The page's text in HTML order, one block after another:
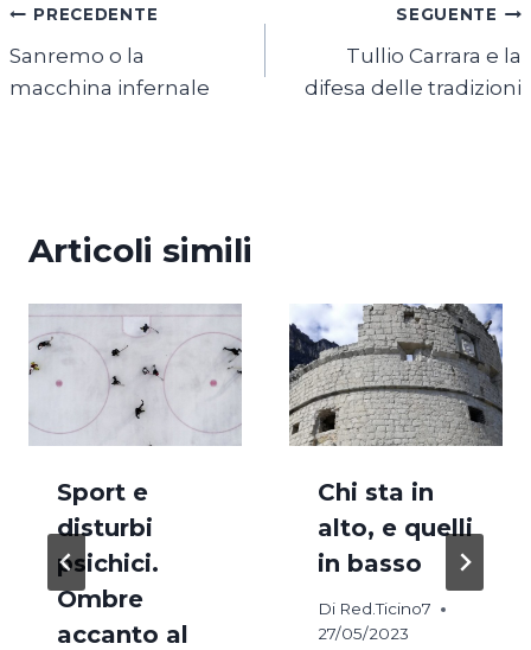
Navigazione
articoli
PRECEDENTE
Sanremo o la
macchina infernale
SEGUENTE
Tullio Carrara e la
difesa delle tradizioni
Articoli simili
Sport e
disturbi
psichici.
Ombre
accanto al
Chi sta in
alto, e quelli
in basso
Di Red.Ticino7
27/05/2023